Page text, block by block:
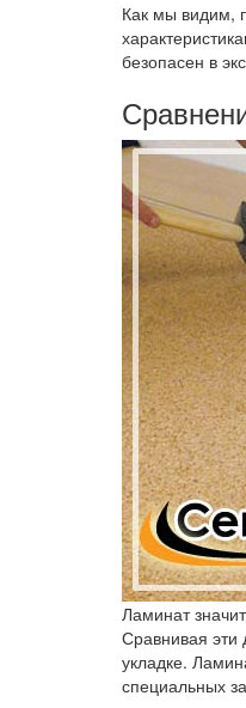
Как мы видим,
безопасен в
Ламинат
Сравнивая эти
укладке.
специальных